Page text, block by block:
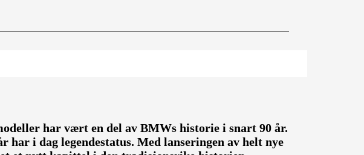
har vært en del av BMWs historie i snart 90 år.
i dag legendestatus. Med lanseringen av helt nye